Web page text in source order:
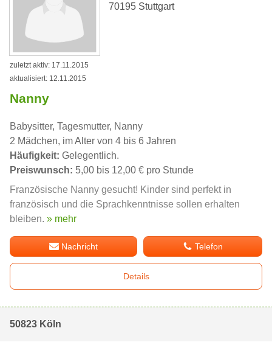
70195 Stuttgart
zuletzt aktiv: 17.11.2015
aktualisiert: 12.11.2015
Nanny
Babysitter, Tagesmutter, Nanny
2 Mädchen, im Alter von 4 bis 6 Jahren
Häufigkeit: Gelegentlich.
Preiswunsch: 5,00 bis 12,00 € pro Stunde
Französische Nanny gesucht! Kinder sind perfekt in
französisch und die Sprachkenntnisse sollen erhalten
bleiben. » mehr
Nachricht Telefon
Details
50823 Köln